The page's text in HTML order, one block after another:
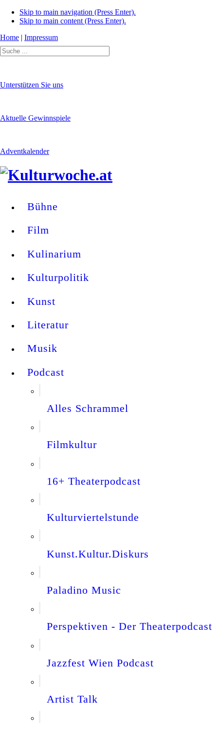
Skip to main navigation (Press Enter).
Skip to main content (Press Enter).
Home | Impressum
Unterstützen Sie uns
Aktuelle Gewinnspiele
Adventkalender
Bühne
Film
Kulinarium
Kulturpolitik
Kunst
Literatur
Musik
Podcast
Alles Schrammel
Filmkultur
16+ Theaterpodcast
Kulturviertelstunde
Kunst.Kultur.Diskurs
Paladino Music
Perspektiven - Der Theaterpodcast
Jazzfest Wien Podcast
Artist Talk